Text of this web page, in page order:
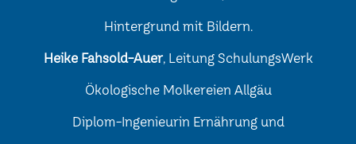
Heike Fahsold-Auer, Leitung SchulungsWerk
Ökologische Molkereien Allgäu
Diplom-Ingenieurin Ernährung und